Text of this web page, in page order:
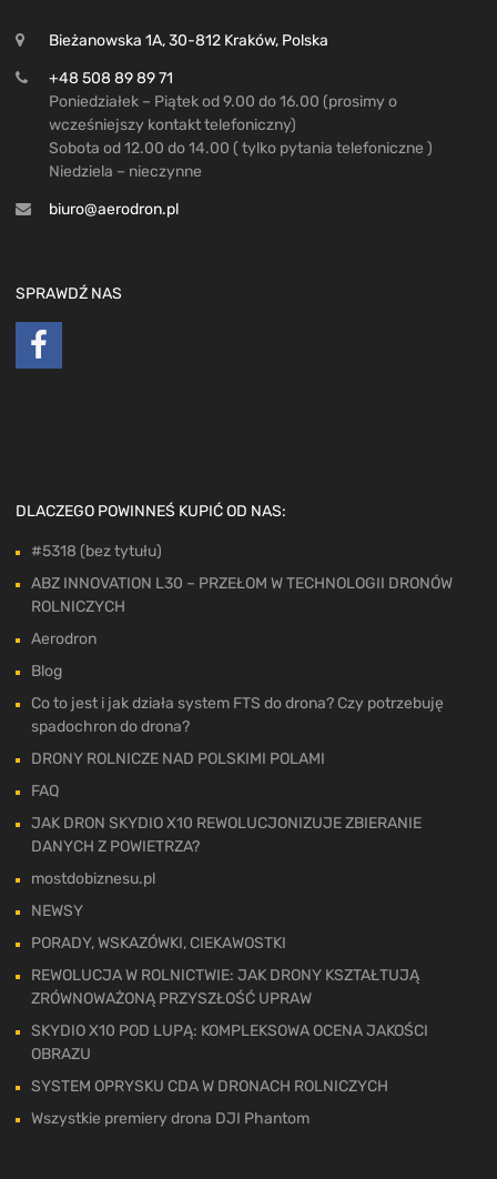
Bieżanowska 1A, 30-812 Kraków, Polska
+48 508 89 89 71
Poniedziałek – Piątek od 9.00 do 16.00 (prosimy o
wcześniejszy kontakt telefoniczny)
Sobota od 12.00 do 14.00 ( tylko pytania telefoniczne )
Niedziela – nieczynne
biuro@aerodron.pl
SPRAWDŹ NAS
DLACZEGO POWINNEŚ KUPIĆ OD NAS:
#5318 (bez tytułu)
ABZ INNOVATION L30 – PRZEŁOM W TECHNOLOGII DRONÓW
ROLNICZYCH
Aerodron
Blog
Co to jest i jak działa system FTS do drona? Czy potrzebuję
spadochron do drona?
DRONY ROLNICZE NAD POLSKIMI POLAMI
FAQ
JAK DRON SKYDIO X10 REWOLUCJONIZUJE ZBIERANIE
DANYCH Z POWIETRZA?
mostdobiznesu.pl
NEWSY
PORADY, WSKAZÓWKI, CIEKAWOSTKI
REWOLUCJA W ROLNICTWIE: JAK DRONY KSZTAŁTUJĄ
ZRÓWNOWAŻONĄ PRZYSZŁOŚĆ UPRAW
SKYDIO X10 POD LUPĄ: KOMPLEKSOWA OCENA JAKOŚCI
OBRAZU
SYSTEM OPRYSKU CDA W DRONACH ROLNICZYCH
Wszystkie premiery drona DJI Phantom